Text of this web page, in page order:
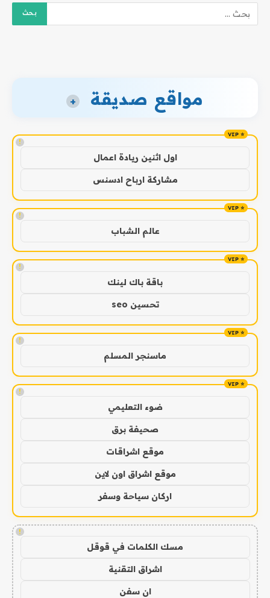
مواقع صديقة +
!
اول اثنين ريادة اعمال
مشاركة ارباح ادسنس
!
عالم الشباب
!
باقة باك لينك
تحسين seo
!
ماسنجر المسلم
!
ضوء التعليمي
صحيفة برق
موقع اشراقات
موقع اشراق اون لاين
اركان سياحة وسفر
!
مسك الكلمات في قوقل
اشراق التقنية
ان سفن